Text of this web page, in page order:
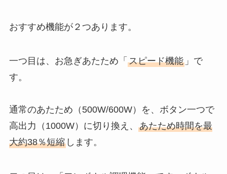
おすすめ機能が２つあります。
一つ目は、お急ぎあたため「 スピード機能」で
す。
通常のあたため（500W/600W）を、ボタン一つで
高出力（1000W）に切り換え、 あたため時間を最
大約38％短縮します。